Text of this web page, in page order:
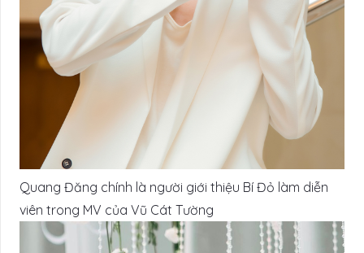
Quang Đăng chính là người giới thiệu Bí Đỏ làm diễn
viên trong MV của Vũ Cát Tường